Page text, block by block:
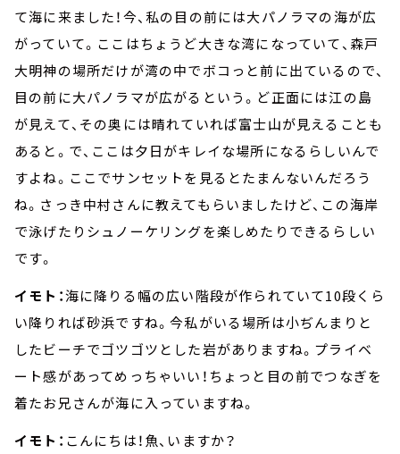
て海に来ました！今、私の目の前には大パノラマの海が広
がっていて。ここはちょうど大きな湾になっていて、森戸
大明神の場所だけが湾の中でボコっと前に出ているので、
目の前に大パノラマが広がるという。ど正面には江の島
が見えて、その奥には晴れていれば富士山が見えることも
あると。で、ここは夕日がキレイな場所になるらしいんで
すよね。ここでサンセットを見るとたまんないんだろう
ね。さっき中村さんに教えてもらいましたけど、この海岸
で泳げたりシュノーケリングを楽しめたりできるらしい
です。
イモト：海に降りる幅の広い階段が作られていて10段くら
い降りれば砂浜ですね。今私がいる場所は小ぢんまりと
したビーチでゴツゴツとした岩がありますね。プライベ
ート感があってめっちゃいい！ちょっと目の前でつなぎを
着たお兄さんが海に入っていますね。
イモト： こんにちは！魚、いますか？